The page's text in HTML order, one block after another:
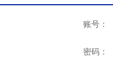
账号：
密码：